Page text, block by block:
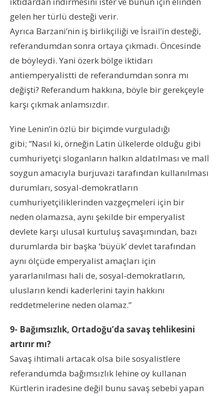
gelen her türlü desteği verir.
Ayrıca Barzani’nin iş birlikçiliği ve İsrail’in desteği,
referandumdan sonra ortaya çıkmadı. Öncesinde
de böyleydi. Yani özerk bölge iktidarı
antiemperyalistti de referandumdan sonra mı
değişti? Referandum hakkına, böyle bir gerekçeyle
karşı çıkmak anlamsızdır.
Yine Lenin’in özlü bir biçimde vurguladığı
gibi; “Nasıl ki, örneğin Latin ülkelerde olduğu gibi
cumhuriyetçi sloganların halkın aldatılması ve malî
soygun amacıyla burjuvazi tarafından kullanılması
durumları, sosyal-demokratların
cumhuriyetçiliklerinden vazgeçmeleri için bir
neden olamazsa, aynı şekilde bir emperyalist
devlete karşı ulusal kurtuluş savaşımından, bazı
durumlarda bir başka ‘büyük’ devlet tarafından
aynı ölçüde emperyalist amaçları için
yararlanılması hali de, sosyal-demokratların,
ulusların kendi kaderlerini tayin hakkını
reddetmelerine neden olamaz.”
9- Bağımsızlık, Ortadoğu’da savaş tehlikesini
artırır mı?
Savaş ihtimali artacak olsa bile sosyalistlere
referandumda bağımsızlık lehine oy kullanan
Kürtlerin iradesine değil bunu savaş sebebi yapan